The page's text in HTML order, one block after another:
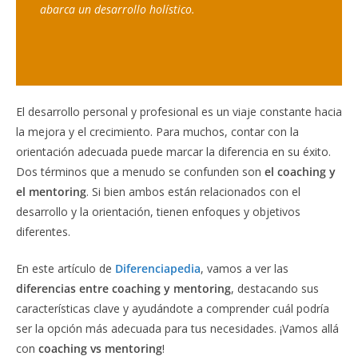
abarca un desarrollo holístico.
El desarrollo personal y profesional es un viaje constante hacia
la mejora y el crecimiento. Para muchos, contar con la
orientación adecuada puede marcar la diferencia en su éxito.
Dos términos que a menudo se confunden son el coaching y
el mentoring. Si bien ambos están relacionados con el
desarrollo y la orientación, tienen enfoques y objetivos
diferentes.
En este artículo de Diferenciapedia, vamos a ver las
diferencias entre coaching y mentoring, destacando sus
características clave y ayudándote a comprender cuál podría
ser la opción más adecuada para tus necesidades. ¡Vamos allá
con coaching vs mentoring!